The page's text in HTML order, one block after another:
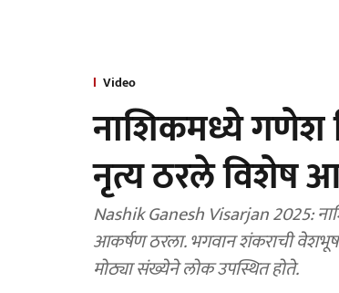
Video
नाशिकमध्ये गणेश
नृत्य ठरले विशेष
Nashik Ganesh Visarjan 2025:
आकर्षण ठरला. भगवान शंकराची
मोठ्या संख्येने लोक उपस्थित होते.